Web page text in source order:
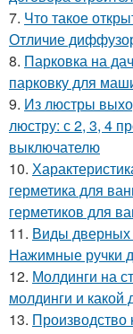
7. Что такое
Отличие
8. Парковка на
парковку для
9. Из люстры
люстру: с 2, 3, 4
выключателю
10.
герметика для
герметиков для
11. Виды дверных
Нажимные ручки
12. Молдинги на
молдинги и
13. Производство